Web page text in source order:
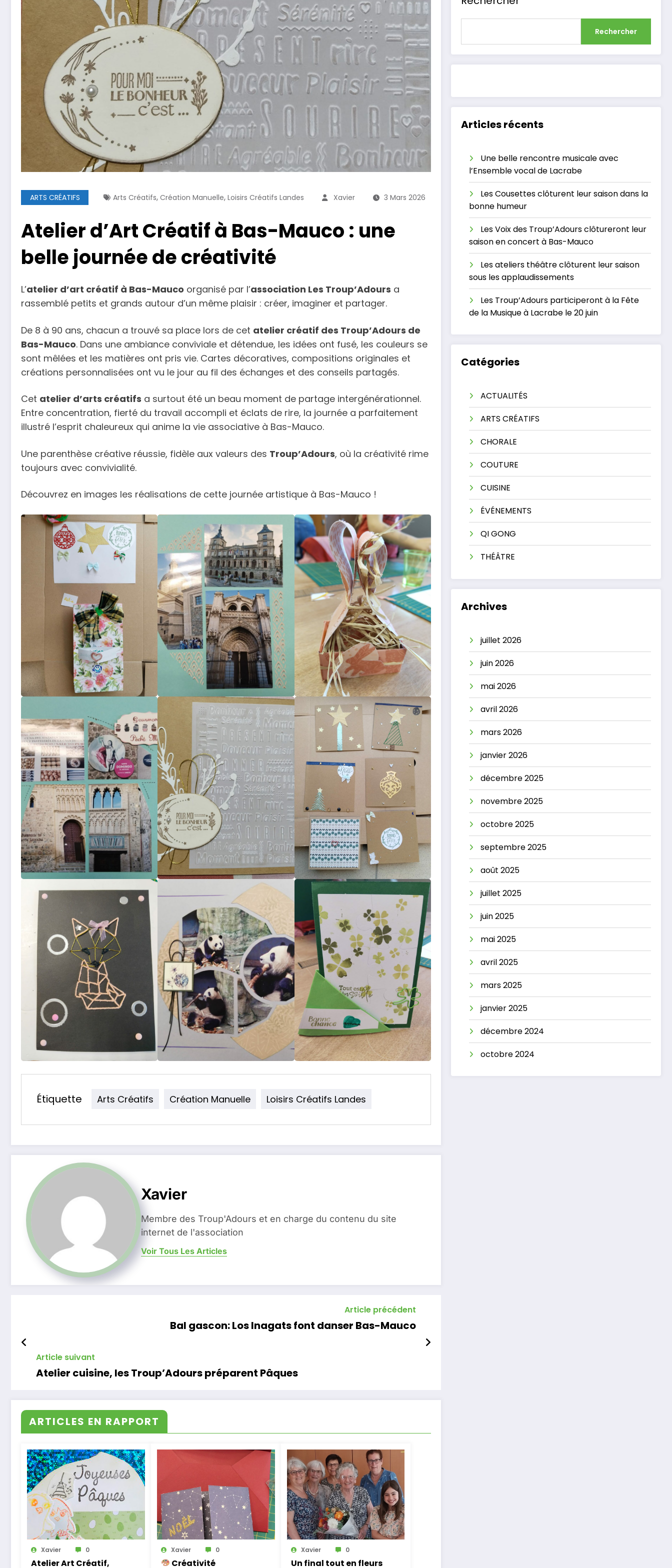
ARTS CRÉATIFS Arts Créatifs, Création Manuelle, Loisirs Créatifs Landes Xavier 3 Mars 2026
Atelier d’Art Créatif à Bas-Mauco : une
belle journée de créativité
L’atelier d’art créatif à Bas-Mauco organisé par l’association Les Troup’Adours a
rassemblé petits et grands autour d’un même plaisir : créer, imaginer et partager.
De 8 à 90 ans, chacun a trouvé sa place lors de cet atelier créatif des Troup’Adours de
Bas-Mauco. Dans une ambiance conviviale et détendue, les idées ont fusé, les couleurs se
sont mêlées et les matières ont pris vie. Cartes décoratives, compositions originales et
créations personnalisées ont vu le jour au fil des échanges et des conseils partagés.
Cet atelier d’arts créatifs a surtout été un beau moment de partage intergénérationnel.
Entre concentration, fierté du travail accompli et éclats de rire, la journée a parfaitement
illustré l’esprit chaleureux qui anime la vie associative à Bas-Mauco.
Une parenthèse créative réussie, fidèle aux valeurs des Troup’Adours, où la créativité rime
toujours avec convivialité.
Découvrez en images les réalisations de cette journée artistique à Bas-Mauco !
Étiquette Arts Créatifs Création Manuelle Loisirs Créatifs Landes
Xavier
Membre des Troup'Adours et en charge du contenu du site
internet de l'association
Voir Tous Les Articles
Article précédent
Bal gascon: Los Inagats font danser Bas-Mauco
Article suivant
Atelier cuisine, les Troup’Adours préparent Pâques
ARTICLES EN RAPPORT
Xavier 0
Atelier Art Créatif,
Xavier 0
Créativité
Xavier 0
Un final tout en fleurs
Rechercher
Articles récents
Une belle rencontre musicale avec
l’Ensemble vocal de Lacrabe
Les Cousettes clôturent leur saison dans la
bonne humeur
Les Voix des Troup’Adours clôtureront leur
saison en concert à Bas-Mauco
Les ateliers théâtre clôturent leur saison
sous les applaudissements
Les Troup’Adours participeront à la Fête
de la Musique à Lacrabe le 20 juin
Catégories
ACTUALITÉS
ARTS CRÉATIFS
CHORALE
COUTURE
CUISINE
ÉVÉNEMENTS
QI GONG
THÉÂTRE
Archives
juillet 2026
juin 2026
mai 2026
avril 2026
mars 2026
janvier 2026
décembre 2025
novembre 2025
octobre 2025
septembre 2025
août 2025
juillet 2025
juin 2025
mai 2025
avril 2025
mars 2025
janvier 2025
décembre 2024
octobre 2024